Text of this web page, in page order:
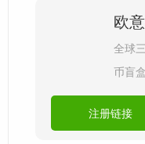
欧
全球
币盲
注册链接